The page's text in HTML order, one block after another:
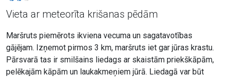
Vieta ar meteorīta krišanas pēdām
Maršruts piemērots ikviena vecuma un sagatavotības
gājējam. Izņemot pirmos 3 km, maršruts iet gar jūras krastu.
Pārsvarā tas ir smilšains liedags ar skaistām priekškāpām,
pelēkajām kāpām un laukakmeņiem jūrā. Liedagā var būt